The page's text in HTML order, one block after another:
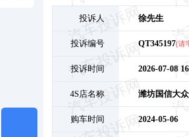
投诉人 徐先生
投诉编号 QT345197(请
投诉时间 2026-07-08
4S店名称 潍坊国信大众
购车时间 2024-05-06